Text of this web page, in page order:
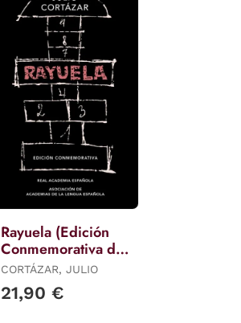
Rayuela (Edición
Conmemorativa de
la Rae y la Asale)
CORTÁZAR, JULIO
21,90 €